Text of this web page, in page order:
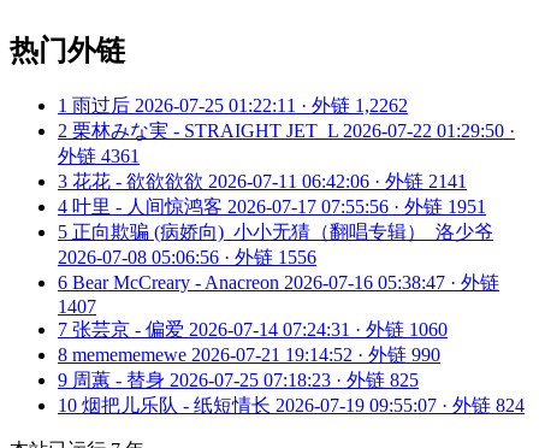
热门外链
1 雨过后 2026-07-25 01:22:11 · 外链 1,2262
2 栗林みな実 - STRAIGHT JET_L 2026-07-22 01:29:50 ·
外链 4361
3 花花 - 欲欲欲欲 2026-07-11 06:42:06 · 外链 2141
4 叶里 - 人间惊鸿客 2026-07-17 07:55:56 · 外链 1951
5 正向欺骗 (病娇向)_小小无猜（翻唱专辑）_洛少爷
2026-07-08 05:06:56 · 外链 1556
6 Bear McCreary - Anacreon 2026-07-16 05:38:47 · 外链
1407
7 张芸京 - 偏爱 2026-07-14 07:24:31 · 外链 1060
8 memememewe 2026-07-21 19:14:52 · 外链 990
9 周蕙 - 替身 2026-07-25 07:18:23 · 外链 825
10 烟把儿乐队 - 纸短情长 2026-07-19 09:55:07 · 外链 824